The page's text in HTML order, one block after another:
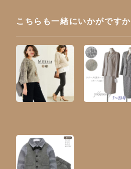
こちらも一緒にいかがですか